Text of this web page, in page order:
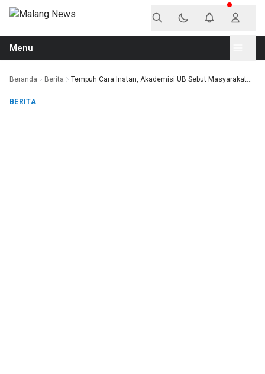
Langsung ke konten
Menu
Beranda Berita Tempuh Cara Instan, Akademisi UB Sebut Masyarakat...
BERITA